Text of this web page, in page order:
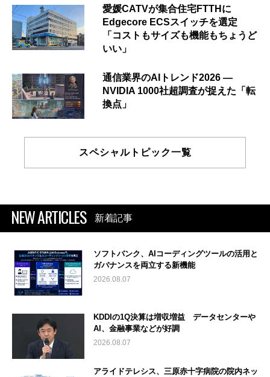
愛媛CATVが集合住宅FTTHに
Edgecore ECSスイッチを選定
「コストもサイズも機能もちょうど
いい」
通信業界のAIトレンド2026 ―
NVIDIA 1000社超調査が捉えた「転
換点」
スペシャルトピック一覧
NEW ARTICLES 新着記事
ソフトバンク、AIコーディングツールの活用と
ガバナンスを両立する新機能
2026.08.07
KDDIの1Q決算は増収増益 データセンターや
AI、金融事業などが好調
2026.08.07
アライドテレシス、三原赤十字病院の院内ネッ